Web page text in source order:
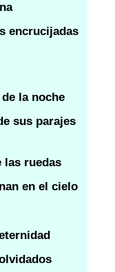
encrucijadas
la noche
sus parajes
las ruedas
en el cielo